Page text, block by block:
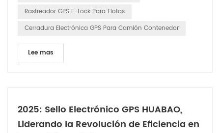
Rastreador GPS E-Lock Para Flotas
Cerradura Electrónica GPS Para Camión Contenedor
Lee mas
2025: Sello Electrónico GPS HUABAO,
Liderando la Revolución de Eficiencia en